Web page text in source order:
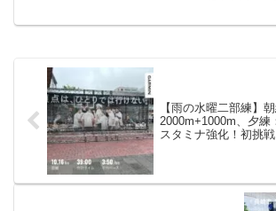
【雨の水曜二部練】朝
2000m+1000m、夕練
スタミナ強化！初挑